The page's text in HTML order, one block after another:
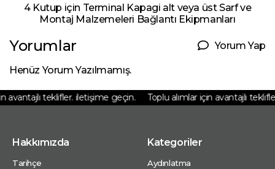
4 Kutup için Terminal Kapagi alt veya üst Sarf ve
Montaj Malzemeleri Bağlantı Ekipmanları
Yorumlar Yorum Yap
Henüz Yorum Yazılmamış.
avantajlı teklifler. iletişime geçin. Toplu alımlar için avantajlı
Hakkımızda
Tarihçe
Kategoriler
Aydınlatma